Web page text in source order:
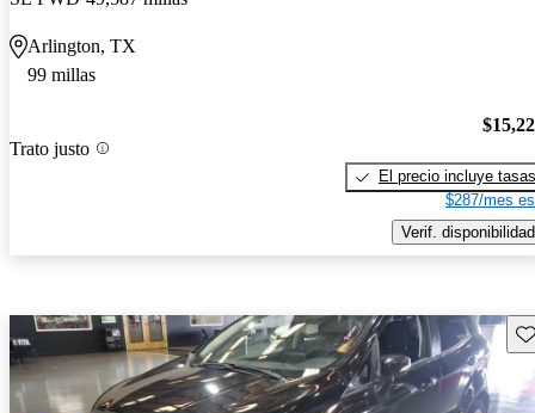
Arlington, TX
99 millas
Trato justo
El precio incluye tasas
$287/mes
Verif. disponibilidad